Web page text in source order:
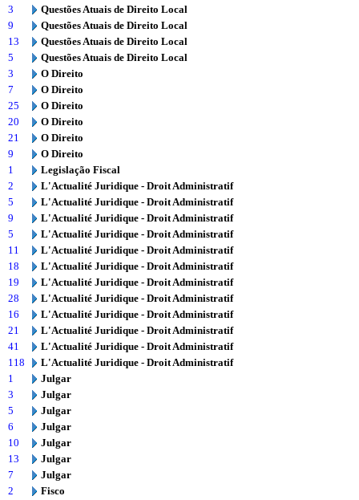
3
Questões Atuais de Direito Local
9
Questões Atuais de Direito Local
13
Questões Atuais de Direito Local
5
Questões Atuais de Direito Local
3
O Direito
7
O Direito
25
O Direito
20
O Direito
21
O Direito
9
O Direito
1
Legislação Fiscal
2
L'Actualité Juridique - Droit Administratif
5
L'Actualité Juridique - Droit Administratif
9
L'Actualité Juridique - Droit Administratif
5
L'Actualité Juridique - Droit Administratif
11
L'Actualité Juridique - Droit Administratif
18
L'Actualité Juridique - Droit Administratif
19
L'Actualité Juridique - Droit Administratif
28
L'Actualité Juridique - Droit Administratif
16
L'Actualité Juridique - Droit Administratif
21
L'Actualité Juridique - Droit Administratif
41
L'Actualité Juridique - Droit Administratif
118
L'Actualité Juridique - Droit Administratif
1
Julgar
3
Julgar
5
Julgar
6
Julgar
10
Julgar
13
Julgar
7
Julgar
2
Fisco